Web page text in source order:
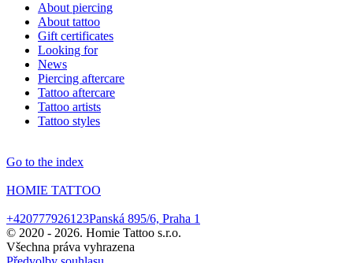
About piercing
About tattoo
Gift certificates
Looking for
News
Piercing aftercare
Tattoo aftercare
Tattoo artists
Tattoo styles
Go to the index
HOMIE TATTOO
+420777926123Panská 895/6, Praha 1
© 2020 - 2026. Homie Tattoo s.r.o.
Všechna práva vyhrazena